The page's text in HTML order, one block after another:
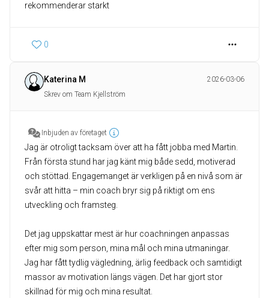
rekommenderar starkt
0
Katerina M
2026-03-06
Skrev om Team Kjellström
Inbjuden av företaget
Jag är otroligt tacksam över att ha fått jobba med Martin.
Från första stund har jag känt mig både sedd, motiverad
och stöttad. Engagemanget är verkligen på en nivå som är
svår att hitta – min coach bryr sig på riktigt om ens
utveckling och framsteg.
Det jag uppskattar mest är hur coachningen anpassas
efter mig som person, mina mål och mina utmaningar.
Jag har fått tydlig vägledning, ärlig feedback och samtidigt
massor av motivation längs vägen. Det har gjort stor
skillnad för mig och mina resultat.